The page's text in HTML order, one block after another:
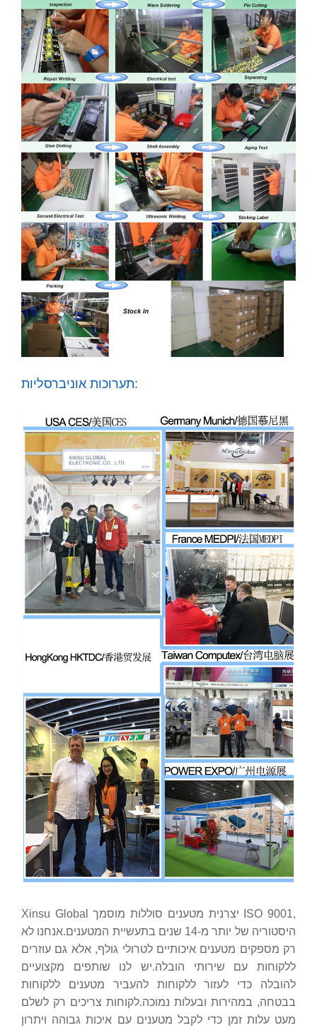
תערוכות אוניברסליות:
Xinsu Global יצרנית מטענים סוללות מוסמך ISO 9001,
היסטוריה של יותר מ-14 שנים בתעשיית המטענים.אנחנו לא
רק מספקים מטענים איכותיים לטרולי גולף, אלא גם עוזרים
ללקוחות עם שירותי הובלה.יש לנו שותפים מקצועיים
להובלה כדי לעזור ללקוחות להעביר מטענים ללקוחות
בבטחה, במהירות ובעלות נמוכה.לקוחות צריכים רק לשלם
מעט עלות זמן כדי לקבל מטענים עם איכות גבוהה ויתרון